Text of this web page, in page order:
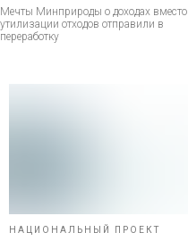
Мечты Минприроды о доходах вместо
утилизации отходов отправили в
переработку
НАЦИОНАЛЬНЫЙ ПРОЕКТ